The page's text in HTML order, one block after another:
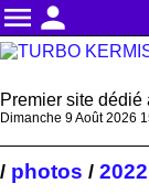
menu person
Premier site
Dimanche 9 Août 2026
/ photos / 2022